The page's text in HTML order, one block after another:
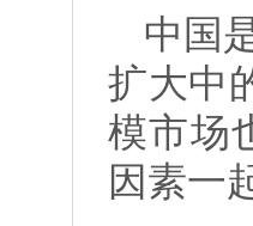
中国
扩大中
模市场
因素一